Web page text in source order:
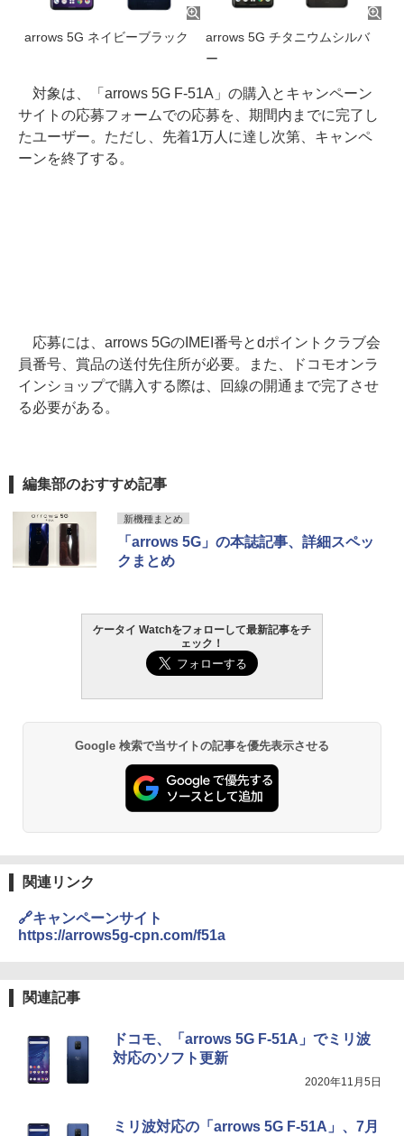
arrows 5G ネイビーブラック
arrows 5G チタニウムシルバ
ー
対象は、「arrows 5G F-51A」の購入とキャンペーン
サイトの応募フォームでの応募を、期間内までに完了し
たユーザー。ただし、先着1万人に達し次第、キャンペ
ーンを終了する。
応募には、arrows 5GのIMEI番号とdポイントクラブ会
員番号、賞品の送付先住所が必要。また、ドコモオンラ
インショップで購入する際は、回線の開通まで完了させ
る必要がある。
編集部のおすすめ記事
新機種まとめ
「arrows 5G」の本誌記事、詳細スペッ
クまとめ
ケータイ Watchをフォローして最新記事をチ
ェック！
Google 検索で当サイトの記事を優先表示させる
関連リンク
🔗キャンペーンサイト
https://arrows5g-cpn.com/f51a
関連記事
ドコモ、「arrows 5G F-51A」でミリ波
対応のソフト更新
2020年11月5日
ミリ波対応の「arrows 5G F-51A」、7月